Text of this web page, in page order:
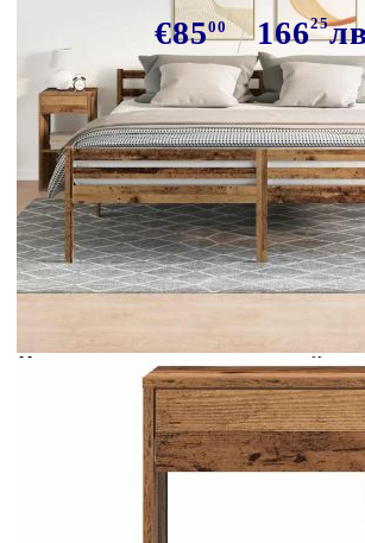
€8500 16625
В наличност: 9 бр.
Време за доставка: 5 до 9
Безплатна доставка до адрес при
Материал:
35 x 34
В)
Размери на чекмеджето:
32 x
В)
Брой чекмеджета:
Общ капацитет на теглото:
Капацитет на теглото на едно